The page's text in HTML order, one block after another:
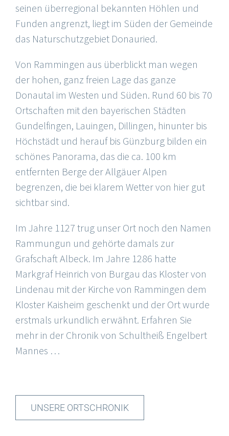
seinen überregional bekannten Höhlen und
Funden angrenzt, liegt im Süden der Gemeinde
das Naturschutzgebiet Donauried.
Von Rammingen aus überblickt man wegen
der hohen, ganz freien Lage das ganze
Donautal im Westen und Süden. Rund 60 bis 70
Ortschaften mit den bayerischen Städten
Gundelfingen, Lauingen, Dillingen, hinunter bis
Höchstädt und herauf bis Günzburg bilden ein
schönes Panorama, das die ca. 100 km
entfernten Berge der Allgäuer Alpen
begrenzen, die bei klarem Wetter von hier gut
sichtbar sind.
Im Jahre 1127 trug unser Ort noch den Namen
Rammungun und gehörte damals zur
Grafschaft Albeck. Im Jahre 1286 hatte
Markgraf Heinrich von Burgau das Kloster von
Lindenau mit der Kirche von Rammingen dem
Kloster Kaisheim geschenkt und der Ort wurde
erstmals urkundlich erwähnt. Erfahren Sie
mehr in der Chronik von Schultheiß Engelbert
Mannes …
UNSERE ORTSCHRONIK